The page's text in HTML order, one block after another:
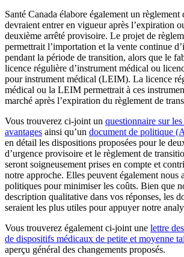
Santé Canada élabore également un
devraient entrer en vigueur après l’expiration
deuxième arrêté provisoire. Le projet de
permettrait l’importation et la vente continue
pendant la période de transition, alors que le
licence régulière d’instrument médical ou
pour instrument médical (LEIM). La licence
médical ou la LEIM permettrait à ces
marché après l’expiration du règlement de
Vous trouverez ci-joint un questionnaire sur
avantages ainsi qu’un document de politique
en détail les dispositions proposées pour le
d’urgence provisoire et le règlement de
seront soigneusement prises en compte et
notre approche. Elles peuvent également nous
politiques pour minimiser les coûts. Bien que
description qualitative dans vos réponses, les
seraient les plus utiles pour appuyer notre
Vous trouverez également ci-joint une lettre
de dispositifs médicaux de petite et moyenne
aperçu général des changements proposés.